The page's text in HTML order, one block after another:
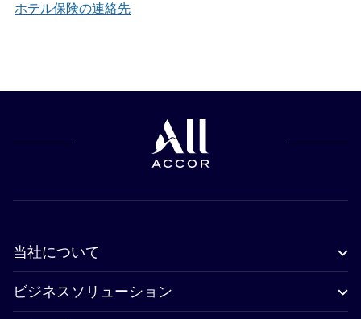
ホテル保険の連絡先
当社について
ビジネスソリューション